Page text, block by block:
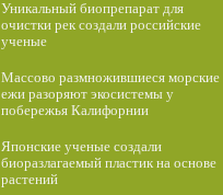
Уникальный биопрепарат для
очистки рек создали российские
ученые
Массово размножившиеся морские
ежи разоряют экосистемы у
побережья Калифорнии
Японские ученые создали
биоразлагаемый пластик на основе
растений